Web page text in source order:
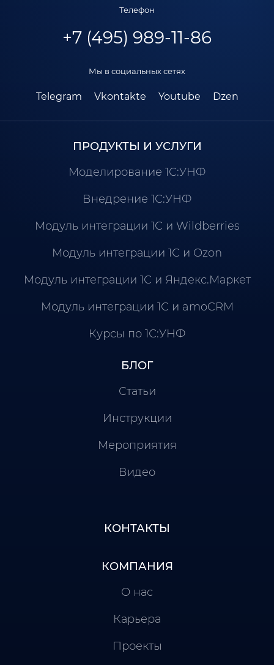
Мы в социальных сетях
Telegram Vkontakte Youtube Dzen
Телефон
+7 (495) 989-11-86
ПРОДУКТЫ И УСЛУГИ
Моделирование 1С:УНФ
Внедрение 1С:УНФ
Модуль интеграции 1С и Wildberries
Модуль интеграции 1С и Ozon
Модуль интеграции 1С и Яндекс.Маркет
Модуль интеграции 1С и amoCRM
Курсы по 1С:УНФ
БЛОГ
Статьи
Инструкции
Мероприятия
Видео
КОНТАКТЫ
КОМПАНИЯ
О нас
Карьера
Проекты